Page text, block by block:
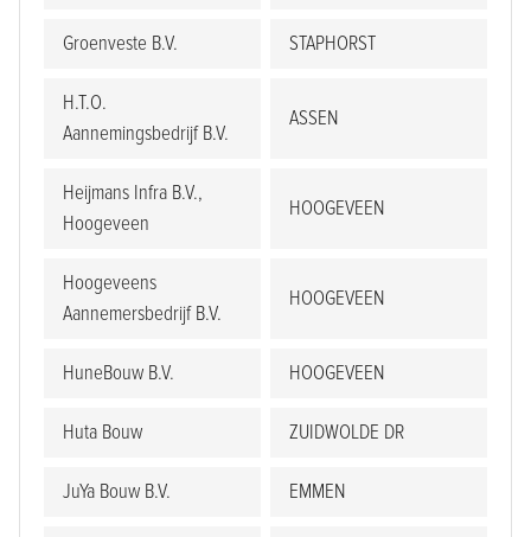
Groenveste B.V. STAPHORST
H.T.O.
Aannemingsbedrijf B.V.
ASSEN
Heijmans Infra B.V.,
Hoogeveen
HOOGEVEEN
Hoogeveens
Aannemersbedrijf B.V.
HOOGEVEEN
HuneBouw B.V. HOOGEVEEN
Huta Bouw ZUIDWOLDE DR
JuYa Bouw B.V. EMMEN